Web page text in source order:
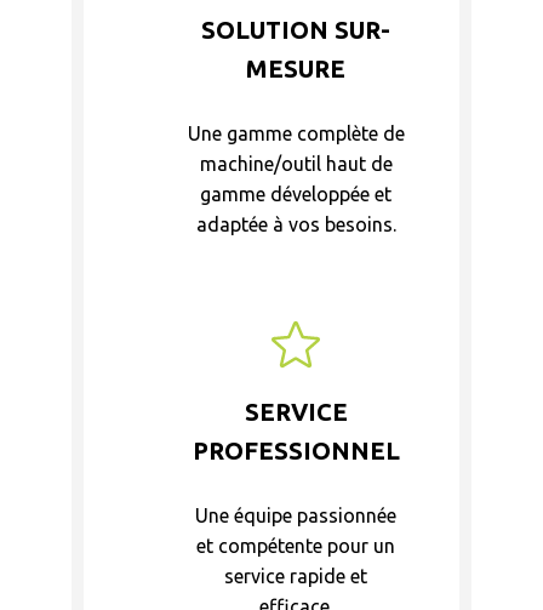
SOLUTION SUR-
MESURE
Une gamme complète de
machine/outil haut de
gamme développée et
adaptée à vos besoins.
SERVICE
PROFESSIONNEL
Une équipe passionnée
et compétente pour un
service rapide et